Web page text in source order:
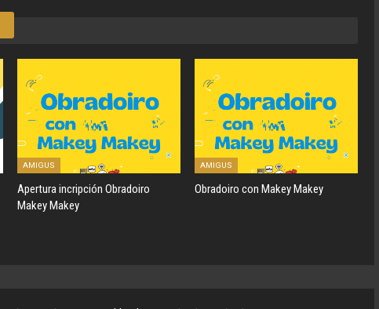
AMIGUS
Apertura incripción Obradoiro
Makey Makey
AMIGUS
Obradoiro con Makey Makey